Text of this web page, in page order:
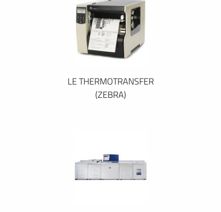
LE THERMOTRANSFER
(ZEBRA)